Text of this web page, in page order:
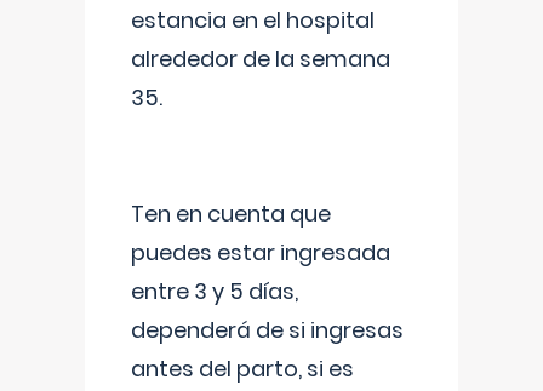
estancia en el hospital
alrededor de la semana
35.
Ten en cuenta que
puedes estar ingresada
entre 3 y 5 días,
dependerá de si ingresas
antes del parto, si es